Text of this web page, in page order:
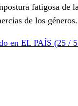
fatigosa de
de los géneros.
en EL PAÍS (25 /